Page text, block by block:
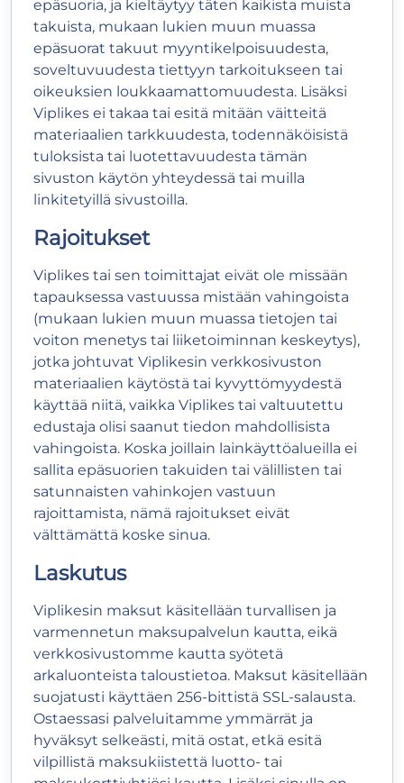
epäsuoria, ja kieltäytyy täten kaikista muista
takuista, mukaan lukien muun muassa
epäsuorat takuut myyntikelpoisuudesta,
soveltuvuudesta tiettyyn tarkoitukseen tai
oikeuksien loukkaamattomuudesta. Lisäksi
Viplikes ei takaa tai esitä mitään väitteitä
materiaalien tarkkuudesta, todennäköisistä
tuloksista tai luotettavuudesta tämän
sivuston käytön yhteydessä tai muilla
linkitetyillä sivustoilla.
Rajoitukset
Viplikes tai sen toimittajat eivät ole missään
tapauksessa vastuussa mistään vahingoista
(mukaan lukien muun muassa tietojen tai
voiton menetys tai liiketoiminnan keskeytys),
jotka johtuvat Viplikesin verkkosivuston
materiaalien käytöstä tai kyvyttömyydestä
käyttää niitä, vaikka Viplikes tai valtuutettu
edustaja olisi saanut tiedon mahdollisista
vahingoista. Koska joillain lainkäyttöalueilla ei
sallita epäsuorien takuiden tai välillisten tai
satunnaisten vahinkojen vastuun
rajoittamista, nämä rajoitukset eivät
välttämättä koske sinua.
Laskutus
Viplikesin maksut käsitellään turvallisen ja
varmennetun maksupalvelun kautta, eikä
verkkosivustomme kautta syötetä
arkaluonteista taloustietoa. Maksut käsitellään
suojatusti käyttäen 256-bittistä SSL-salausta.
Ostaessasi palveluitamme ymmärrät ja
hyväksyt selkeästi, mitä ostat, etkä esitä
vilpillistä maksukiistettä luotto- tai